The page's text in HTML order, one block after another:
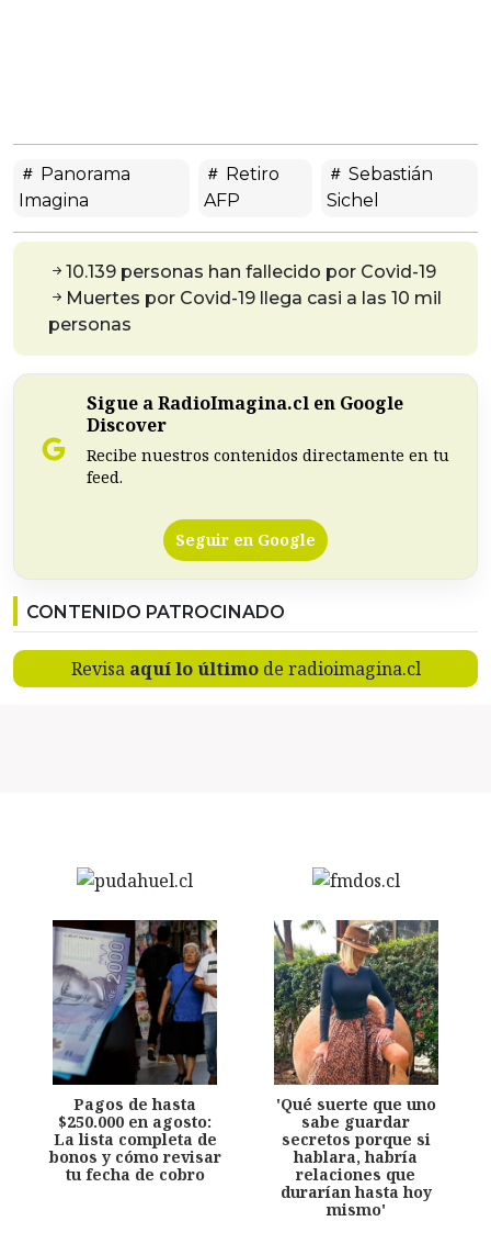
Panorama
Imagina
Retiro
AFP
Sebastián
Sichel
10.139 personas han fallecido por Covid-19
Muertes por Covid-19 llega casi a las 10 mil
personas
Sigue a RadioImagina.cl en Google
Discover
Recibe nuestros contenidos directamente en tu
feed.
Seguir en Google
CONTENIDO PATROCINADO
Revisa aquí lo últimode radioimagina.cl
Pagos de hasta
$250.000 en agosto:
La lista completa de
bonos y cómo revisar
tu fecha de cobro
'Qué suerte que uno
sabe guardar
secretos porque si
hablara, habría
relaciones que
durarían hasta hoy
mismo'